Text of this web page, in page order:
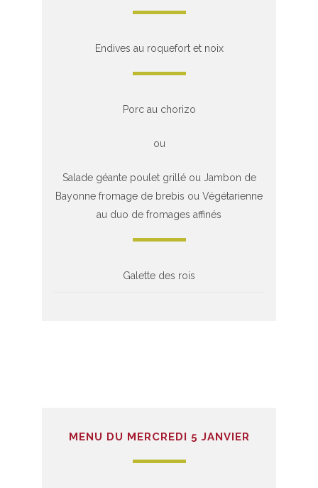
Endives au roquefort et noix
Porc au chorizo
ou
Salade géante poulet grillé ou Jambon de
Bayonne fromage de brebis ou Végétarienne
au duo de fromages affinés
Galette des rois
MENU DU MERCREDI 5 JANVIER